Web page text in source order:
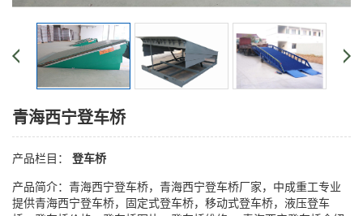
青海西宁登车桥
产品栏目： 登车桥
产品简介：青海西宁登车桥，青海西宁登车桥厂家，中成重工专业
提供青海西宁登车桥，固定式登车桥，移动式登车桥，液压登车